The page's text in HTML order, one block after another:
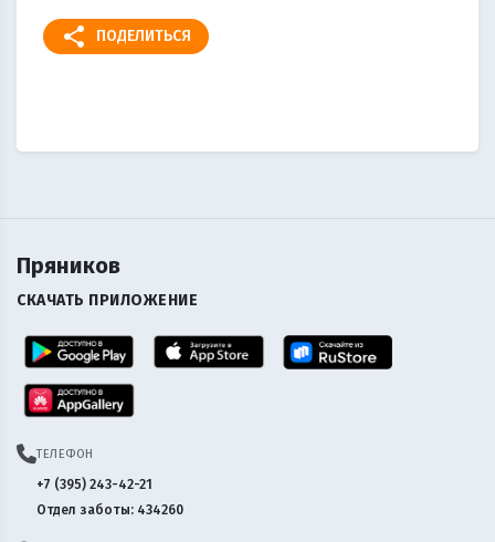
share ПОДЕЛИТЬСЯ
Пряников
СКАЧАТЬ ПРИЛОЖЕНИЕ
ТЕЛЕФОН
+7 (395) 243-42-21
Отдел заботы: 434260